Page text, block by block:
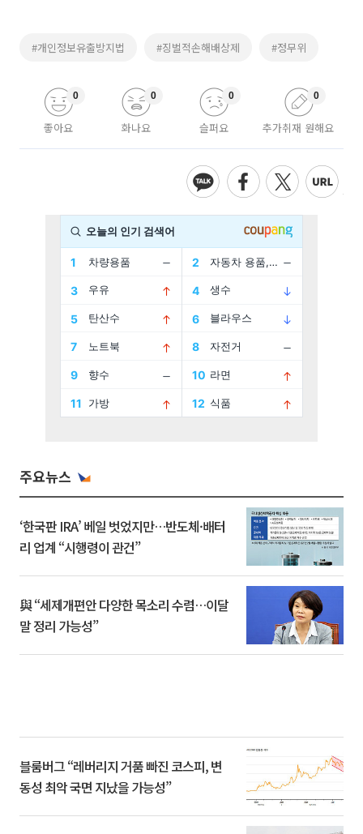
#개인정보유출방지법 #징벌적손해배상제 #정무위
좋아요
0
화나요
0
슬퍼요
0
추가취재 원해요
0
주요뉴스
‘한국판 IRA’ 베일 벗었지만…반도체·배터
리 업계 “시행령이 관건”
與 “세제개편안 다양한 목소리 수렴…이달
말 정리 가능성”
블룸버그 “레버리지 거품 빠진 코스피, 변
동성 최악 국면 지났을 가능성”